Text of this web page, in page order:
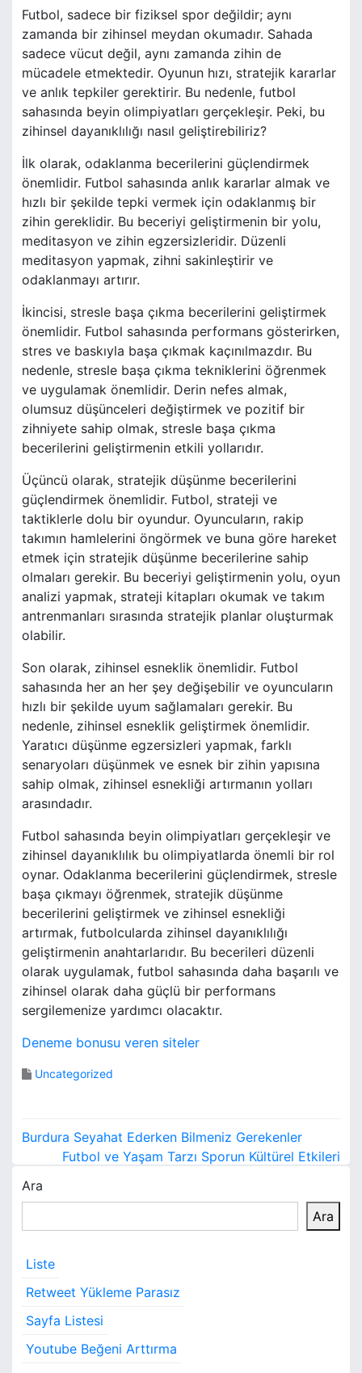
Futbol, sadece bir fiziksel spor değildir; aynı
zamanda bir zihinsel meydan okumadır. Sahada
sadece vücut değil, aynı zamanda zihin de
mücadele etmektedir. Oyunun hızı, stratejik kararlar
ve anlık tepkiler gerektirir. Bu nedenle, futbol
sahasında beyin olimpiyatları gerçekleşir. Peki, bu
zihinsel dayanıklılığı nasıl geliştirebiliriz?
İlk olarak, odaklanma becerilerini güçlendirmek
önemlidir. Futbol sahasında anlık kararlar almak ve
hızlı bir şekilde tepki vermek için odaklanmış bir
zihin gereklidir. Bu beceriyi geliştirmenin bir yolu,
meditasyon ve zihin egzersizleridir. Düzenli
meditasyon yapmak, zihni sakinleştirir ve
odaklanmayı artırır.
İkincisi, stresle başa çıkma becerilerini geliştirmek
önemlidir. Futbol sahasında performans gösterirken,
stres ve baskıyla başa çıkmak kaçınılmazdır. Bu
nedenle, stresle başa çıkma tekniklerini öğrenmek
ve uygulamak önemlidir. Derin nefes almak,
olumsuz düşünceleri değiştirmek ve pozitif bir
zihniyete sahip olmak, stresle başa çıkma
becerilerini geliştirmenin etkili yollarıdır.
Üçüncü olarak, stratejik düşünme becerilerini
güçlendirmek önemlidir. Futbol, strateji ve
taktiklerle dolu bir oyundur. Oyuncuların, rakip
takımın hamlelerini öngörmek ve buna göre hareket
etmek için stratejik düşünme becerilerine sahip
olmaları gerekir. Bu beceriyi geliştirmenin yolu, oyun
analizi yapmak, strateji kitapları okumak ve takım
antrenmanları sırasında stratejik planlar oluşturmak
olabilir.
Son olarak, zihinsel esneklik önemlidir. Futbol
sahasında her an her şey değişebilir ve oyuncuların
hızlı bir şekilde uyum sağlamaları gerekir. Bu
nedenle, zihinsel esneklik geliştirmek önemlidir.
Yaratıcı düşünme egzersizleri yapmak, farklı
senaryoları düşünmek ve esnek bir zihin yapısına
sahip olmak, zihinsel esnekliği artırmanın yolları
arasındadır.
Futbol sahasında beyin olimpiyatları gerçekleşir ve
zihinsel dayanıklılık bu olimpiyatlarda önemli bir rol
oynar. Odaklanma becerilerini güçlendirmek, stresle
başa çıkmayı öğrenmek, stratejik düşünme
becerilerini geliştirmek ve zihinsel esnekliği
artırmak, futbolcularda zihinsel dayanıklılığı
geliştirmenin anahtarlarıdır. Bu becerileri düzenli
olarak uygulamak, futbol sahasında daha başarılı ve
zihinsel olarak daha güçlü bir performans
sergilemenize yardımcı olacaktır.
Deneme bonusu veren siteler
Uncategorized
Y
z
ı
g
e
z
i
Burdura Seyahat Ederken Bilmeniz Gerekenler
Futbol ve Yaşam Tarzı Sporun Kültürel Etkileri
Ara
Ara
Liste
Retweet Yükleme Parasız
Sayfa Listesi
Youtube Beğeni Arttırma